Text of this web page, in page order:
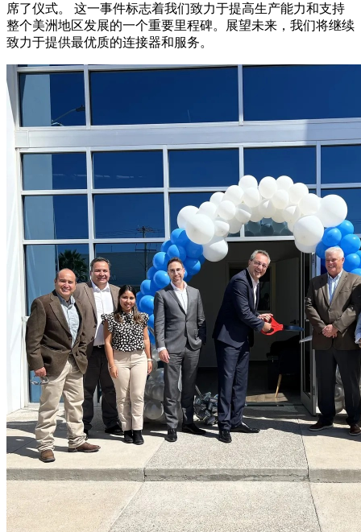
席了仪式。 这一事件标志着我们致力于提高生产能力和支持
整个美洲地区发展的一个重要里程碑。展望未来，我们将继续
致力于提供最优质的连接器和服务。